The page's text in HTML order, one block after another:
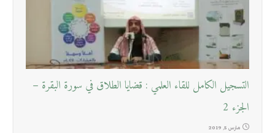
التسجيل الكامل للقاء العلمي : قضايا الطلاق في سورة البقرة –
الجزء 2
مارس 5, 2019